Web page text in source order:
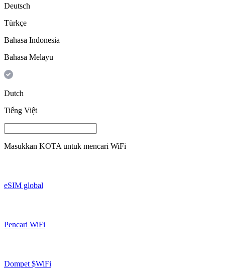
Deutsch
Türkçe
Bahasa Indonesia
Bahasa Melayu
Dutch
Tiếng Việt
Masukkan KOTA untuk mencari WiFi
eSIM global
Pencari WiFi
Dompet $WiFi